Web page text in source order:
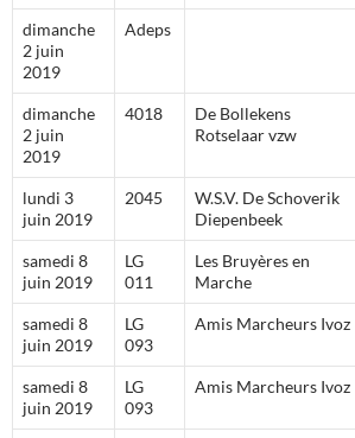
dimanche
2 juin
2019
Adeps
dimanche
2 juin
2019
4018
De Bollekens
Rotselaar vzw
lundi 3
juin 2019
2045
W.S.V. De Schoverik
Diepenbeek
samedi 8
juin 2019
LG
011
Les Bruyères en
Marche
samedi 8
juin 2019
LG
093
Amis Marcheurs Ivoz
samedi 8
juin 2019
LG
093
Amis Marcheurs Ivoz